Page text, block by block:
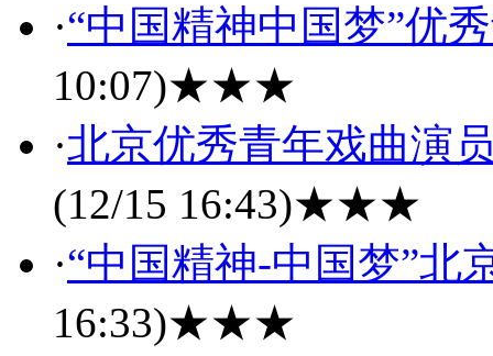
·“中国精神中国梦”优
10:07)★★★
·北京优秀青年戏曲演
(12/15 16:43)★★★
·“中国精神-中国梦”北
16:33)★★★